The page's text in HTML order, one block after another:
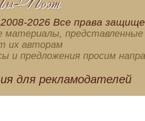
2026 Все права
материалы, представленные
их авторам
и предложения просим
для рекламодателей